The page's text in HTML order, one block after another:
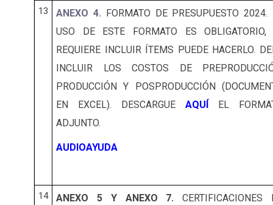
13 ANEXO 4.
FORMATO DE PRESUPUESTO 2024.
USO DE ESTE FORMATO ES OBLIGATORIO,
REQUIERE INCLUIR ÍTEMS PUEDE HACERLO.
INCLUIR LOS COSTOS DE
PRODUCCIÓN Y POSPRODUCCIÓN
EN EXCEL). DESCARGUE AQUÍ
EL
ADJUNTO.
AUDIOAYUDA
14 ANEXO 5 Y ANEXO 7.CERTIFICACIONES